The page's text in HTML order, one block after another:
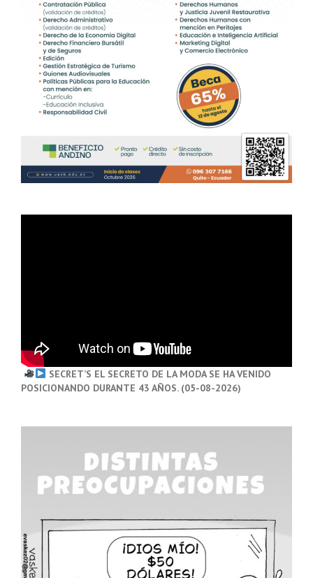
SECRET’S EL SECRETO DE LA MODA SE HA VENIDO
POSICIONANDO DURANTE 43 AÑOS. (05-08-2026)